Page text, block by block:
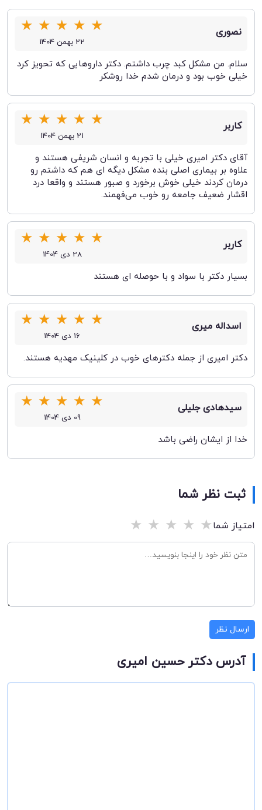
نصوری ★
★
★
★
★
22 بهمن 1404
سلام. من مشکل کبد چرب داشتم. دکتر داروهایی که تحویز کرد
خیلی خوب بود و درمان شدم خدا روشکر
کاربر ★
★
★
★
★
21 بهمن 1404
آقای دکتر امیری خیلی با تجربه و انسان شریفی هستند و
علاوه بر بیماری اصلی بنده مشکل دیگه ای هم که داشتم رو
درمان کردند خیلی خوش برخورد و صبور هستند و واقعا درد
اقشار ضعیف جامعه رو خوب می‌فهمند.
کاربر ★
★
★
★
★
28 دی 1404
بسیار دکتر با سواد و با حوصله ای هستند
اسداله میری ★
★
★
★
★
16 دی 1404
دکتر امیری از جمله دکترهای خوب در کلینیک مهدیه هستند.
سیدهادی جلیلی ★
★
★
★
★
09 دی 1404
خدا از ایشان راضی باشد
ثبت نظر شما
امتیاز شما★
★
★
★
★
ارسال نظر
آدرس دکتر حسین امیری